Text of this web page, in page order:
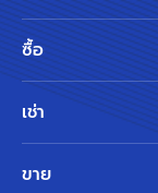
ซื้อ
เช่า
ขาย